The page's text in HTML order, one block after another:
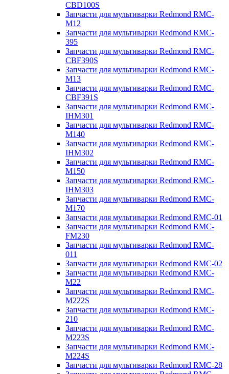
CBD100S
Запчасти для мультиварки Redmond RMC-
M12
Запчасти для мультиварки Redmond RMC-
395
Запчасти для мультиварки Redmond RMC-
CBF390S
Запчасти для мультиварки Redmond RMC-
M13
Запчасти для мультиварки Redmond RMC-
CBF391S
Запчасти для мультиварки Redmond RMC-
IHM301
Запчасти для мультиварки Redmond RMC-
M140
Запчасти для мультиварки Redmond RMC-
IHM302
Запчасти для мультиварки Redmond RMC-
M150
Запчасти для мультиварки Redmond RMC-
IHM303
Запчасти для мультиварки Redmond RMC-
M170
Запчасти для мультиварки Redmond RMC-01
Запчасти для мультиварки Redmond RMC-
FM230
Запчасти для мультиварки Redmond RMC-
011
Запчасти для мультиварки Redmond RMC-02
Запчасти для мультиварки Redmond RMC-
M22
Запчасти для мультиварки Redmond RMC-
M222S
Запчасти для мультиварки Redmond RMC-
210
Запчасти для мультиварки Redmond RMC-
M223S
Запчасти для мультиварки Redmond RMC-
M224S
Запчасти для мультиварки Redmond RMC-28